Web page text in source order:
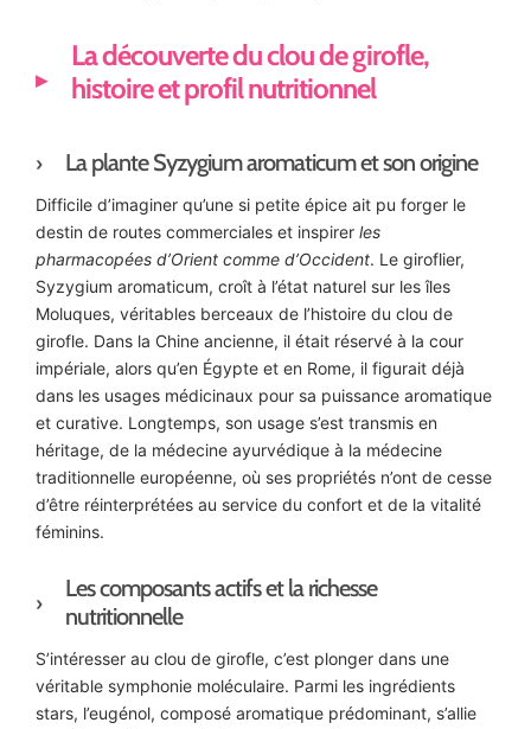
La découverte du clou de girofle,
histoire et profil nutritionnel
La plante Syzygium aromaticum et son origine
Difficile d’imaginer qu’une si petite épice ait pu forger le
destin de routes commerciales et inspirer les
pharmacopées d’Orient comme d’Occident. Le giroflier,
Syzygium aromaticum, croît à l’état naturel sur les îles
Moluques, véritables berceaux de l’histoire du clou de
girofle. Dans la Chine ancienne, il était réservé à la cour
impériale, alors qu’en Égypte et en Rome, il figurait déjà
dans les usages médicinaux pour sa puissance aromatique
et curative. Longtemps, son usage s’est transmis en
héritage, de la médecine ayurvédique à la médecine
traditionnelle européenne, où ses propriétés n’ont de cesse
d’être réinterprétées au service du confort et de la vitalité
féminins.
Les composants actifs et la richesse
nutritionnelle
S’intéresser au clou de girofle, c’est plonger dans une
véritable symphonie moléculaire. Parmi les ingrédients
stars, l’eugénol, composé aromatique prédominant, s’allie